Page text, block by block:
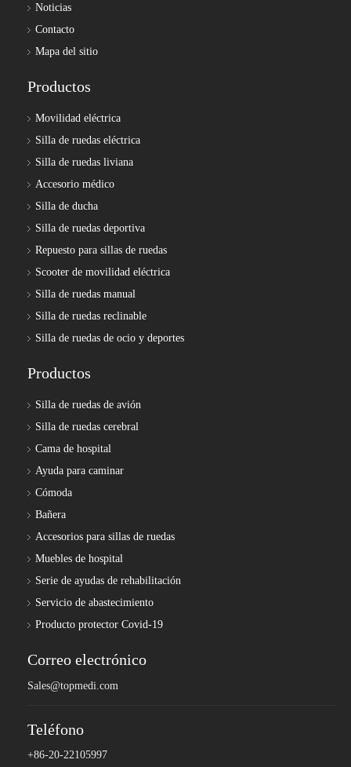
Noticias
Contacto
Mapa del sitio
Productos
Movilidad eléctrica
Silla de ruedas eléctrica
Silla de ruedas liviana
Accesorio médico
Silla de ducha
Silla de ruedas deportiva
Repuesto para sillas de ruedas
Scooter de movilidad eléctrica
Silla de ruedas manual
Silla de ruedas reclinable
Silla de ruedas de ocio y deportes
Productos
Silla de ruedas de avión
Silla de ruedas cerebral
Cama de hospital
Ayuda para caminar
Cómoda
Bañera
Accesorios para sillas de ruedas
Muebles de hospital
Serie de ayudas de rehabilitación
Servicio de abastecimiento
Producto protector Covid-19
Correo electrónico
Sales@topmedi.com
Teléfono
+86-20-22105997